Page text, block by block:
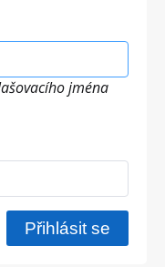
jména